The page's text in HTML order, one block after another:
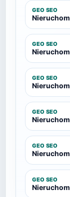
GEO SEO
GEO SEO
GEO SEO
GEO SEO
GEO SEO
GEO SEO